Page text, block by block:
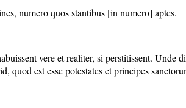
numero quos stantibus [in numero] aptes.
vere et realiter, si perstitissent.
quod est esse potestates et principes